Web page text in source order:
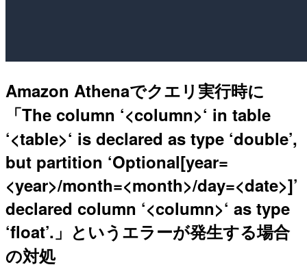
Amazon Athenaでクエリ実行時に
「The column ‘<column>‘ in table
‘<table>‘ is declared as type ‘double’,
but partition ‘Optional[year=
<year>/month=<month>/day=<date>]’
declared column ‘<column>‘ as type
‘float’.」というエラーが発生する場合
の対処